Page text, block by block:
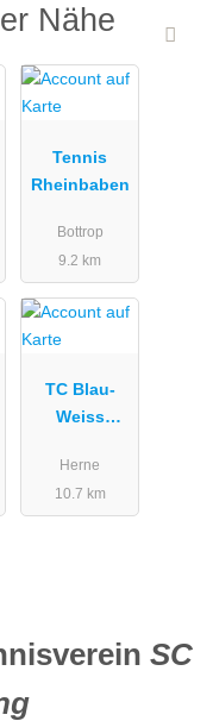
Nähe
Tennis
Rheinbaben
Bottrop
9.2 km
TC Blau-
Weiss
Eickel |
Tennis &
Herne
10.7 km
SC